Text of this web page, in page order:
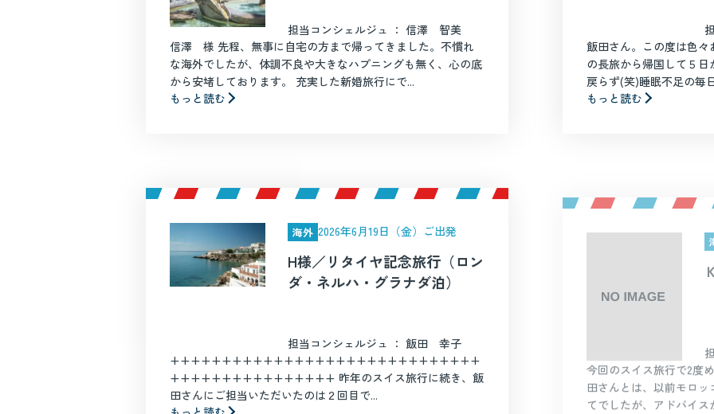
担当コンシェルジュ ： 信澤 智美
信澤 様 先程、無事に自宅の方まで帰ってきました。不慣れ
な海外でしたが、体調不良や大きなハプニングも無く、心の底
から安堵しております。 充実した新婚旅行にで...
もっと読む
飯田さん。この度は色
の長旅から帰国して５
戻らず(笑)睡眠不足の毎
もっと読む
海外 2026年6月19日（金）ご出発
H様／リタイヤ記念旅行（ロン
ダ・ネルハ・グラナダ泊）
担当コンシェルジュ ： 飯田 幸子
++++++++++++++++++++++++++++++
++++++++++++++++ 昨年のスイス旅行に続き、飯
田さんにご担当いただいたのは２回目で...
今回のスイス旅行で2度
田さんとは、以前モロ
てでしたが、アドバイ